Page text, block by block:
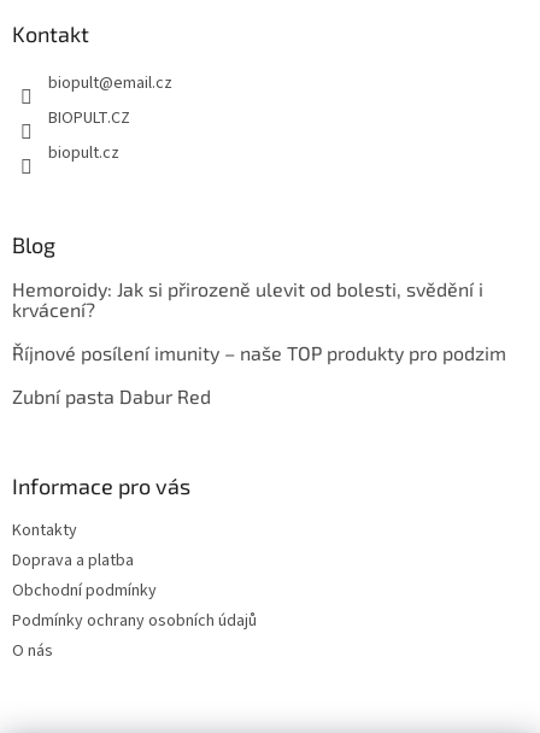
Kontakt
biopult@email.cz
BIOPULT.CZ
biopult.cz
Blog
Hemoroidy: Jak si přirozeně ulevit od bolesti, svědění i
krvácení?
Říjnové posílení imunity – naše TOP produkty pro podzim
Zubní pasta Dabur Red
Informace pro vás
Kontakty
Doprava a platba
Obchodní podmínky
Podmínky ochrany osobních údajů
O nás